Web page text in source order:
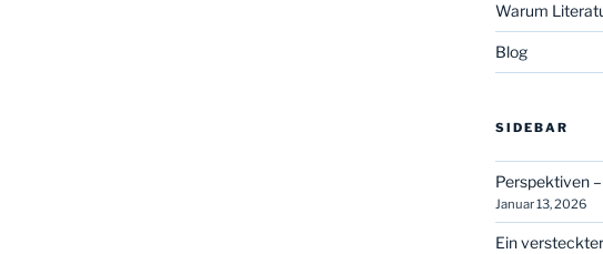
Warum
Blog
SIDEBAR
Perspektiven
Januar 13, 2026
Ein